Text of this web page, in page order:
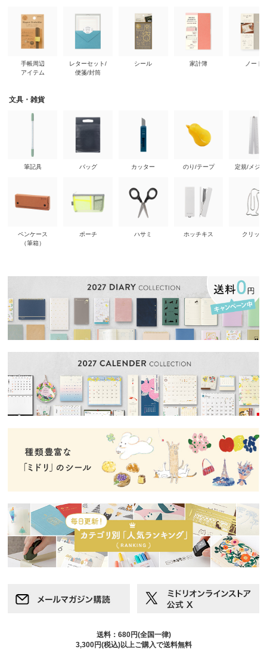
手帳周辺
アイテム
レターセット/
便箋/封筒
シール 家計簿 ノート
文具・雑貨
筆記具
ペンケース
（筆箱）
バッグ
ポーチ
カッター
ハサミ
のり/テープ
ホッチキス
定規/メジ
クリップ
送料：680円(全国一律)
3,300円(税込)以上ご購入で送料無料